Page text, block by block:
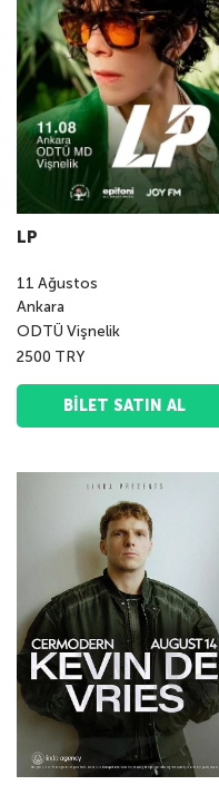
LP
11 Ağustos
Ankara
ODTÜ Vişnelik
2500 TRY
BILET SATIN AL